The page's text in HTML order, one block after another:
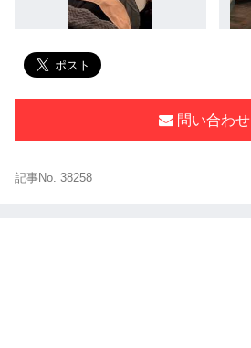
問い合わせ
記事No. 38258